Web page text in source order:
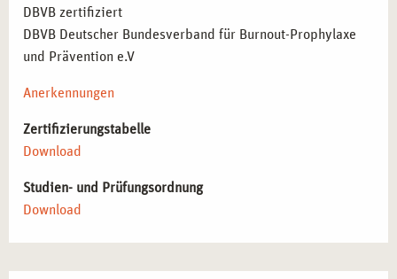
DBVB zertifiziert
DBVB Deutscher Bundesverband für Burnout-Prophylaxe
und Prävention e.V
Anerkennungen
Zertifizierungstabelle
Download
Studien- und Prüfungsordnung
Download